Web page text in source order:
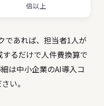
倍以上
であれば、担当者1人が
るだけで人件費換算で
は中小企業のAI導入コ
い。